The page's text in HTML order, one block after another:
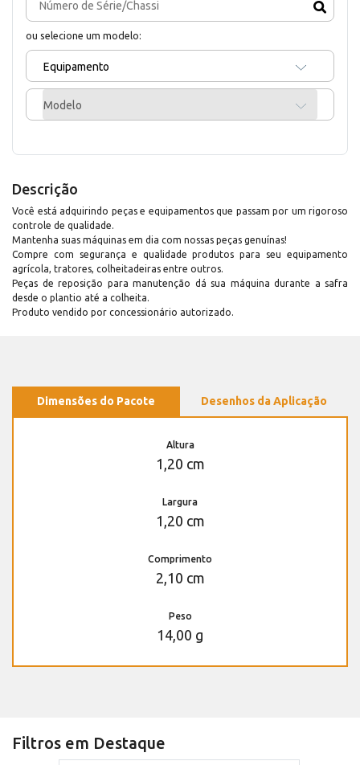
ou selecione um modelo:
Equipamento
Modelo
Descrição
Você está adquirindo peças e equipamentos que passam por um rigoroso
controle de qualidade.
Mantenha suas máquinas em dia com nossas peças genuínas!
Compre com segurança e qualidade produtos para seu equipamento
agrícola, tratores, colheitadeiras entre outros.
Peças de reposição para manutenção dá sua máquina durante a safra
desde o plantio até a colheita.
Produto vendido por concessionário autorizado.
Dimensões do Pacote Desenhos da Aplicação
Altura
1,20 cm
Largura
1,20 cm
Comprimento
2,10 cm
Peso
14,00 g
Filtros em Destaque